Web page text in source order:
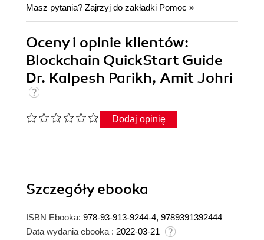
Masz pytania? Zajrzyj do zakładki Pomoc »
Oceny i opinie klientów:
Blockchain QuickStart Guide
Dr. Kalpesh Parikh, Amit Johri
Dodaj opinię
Szczegółyebooka
ISBN Ebooka: 978-93-913-9244-4, 9789391392444
Data wydania ebooka : 2022-03-21